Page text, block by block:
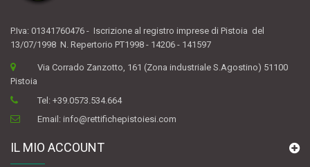
P.Iva: 01341760476 - Iscrizione al registro imprese di Pistoia del
13/07/1998 N. Repertorio PT1998 - 14206 - 141597
Via Corrado Zanzotto, 161 (Zona industriale S.Agostino) 51100
Pistoia
Tel:+39.0573.534.664
Email:info@rettifichepistoiesi.com
IL MIO ACCOUNT